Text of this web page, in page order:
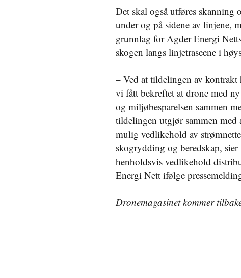
Det skal også utføres
under og på sidene av linjene,
grunnlag for Agder Energi
skogen langs linjetraseene i
– Ved at tildelingen av
vi fått bekreftet at drone med
og miljøbesparelsen sammen
tildelingen utgjør sammen med
mulig vedlikehold av
skogrydding og beredskap,
henholdsvis vedlikehold
Energi Nett ifølge
Dronemagasinet kommer